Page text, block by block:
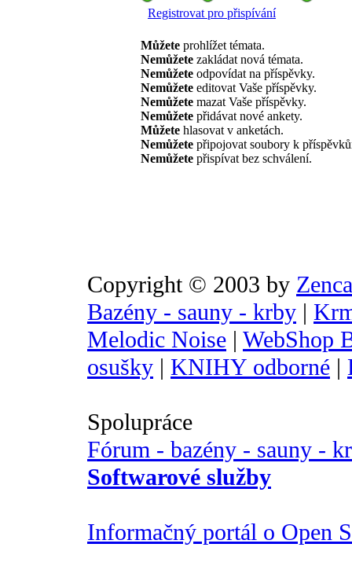
Registrovat pro přispívání
Můžete prohlížet témata.
Nemůžete zakládat nová témata.
Nemůžete odpovídat na příspěvky.
Nemůžete editovat Vaše příspěvky.
Nemůžete mazat Vaše příspěvky.
Nemůžete přidávat nové ankety.
Můžete hlasovat v anketách.
Nemůžete připojovat soubory k
Nemůžete přispívat bez schválení.
Copyright © 2003 by
Bazény - sauny - krby |
Melodic Noise | WebShop
osušky | KNIHY odborné |
Spolupráce
Fórum - bazény - sauny -
Softwarové služby
Informačný portál o Open